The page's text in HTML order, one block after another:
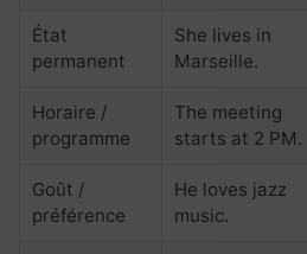
État
permanent
She lives in
Marseille.
Horaire /
programme
The meeting
starts at 2 PM.
Goût /
préférence
He loves jazz
music.